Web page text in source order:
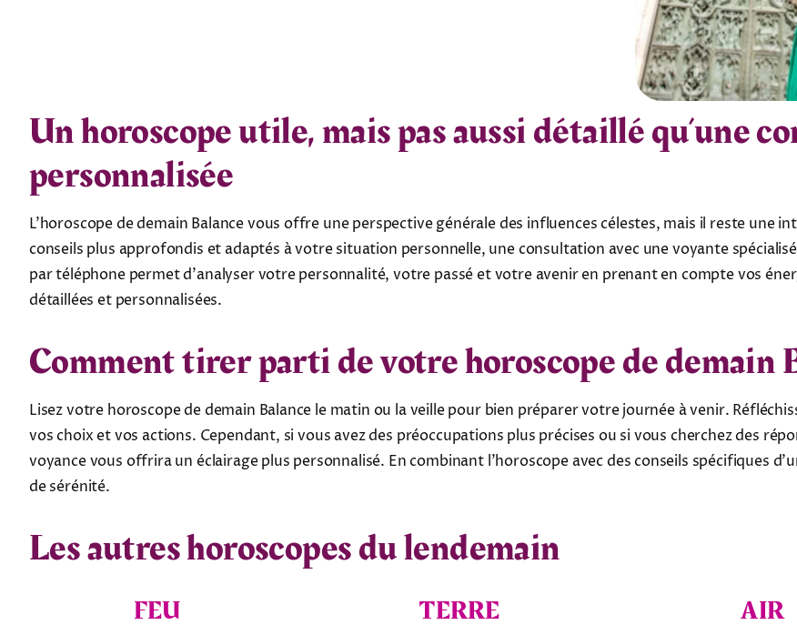
Un horoscope utile, mais pas aussi détaillé qu’une
personnalisée
L’horoscope de demain Balance vous offre une perspective générale des influences célestes, mais il reste une
conseils plus approfondis et adaptés à votre situation personnelle, une consultation avec une voyante
par téléphone permet d’analyser votre personnalité, votre passé et votre avenir en prenant en compte vos
détaillées et personnalisées.
Comment tirer parti de votre horoscope de demain
Lisez votre horoscope de demain Balance le matin ou la veille pour bien préparer votre journée à venir.
vos choix et vos actions. Cependant, si vous avez des préoccupations plus précises ou si vous cherchez des
voyance vous offrira un éclairage plus personnalisé. En combinant l’horoscope avec des conseils spécifiques
de sérénité.
Les autres horoscopes du lendemain
FEU TERRE AIR